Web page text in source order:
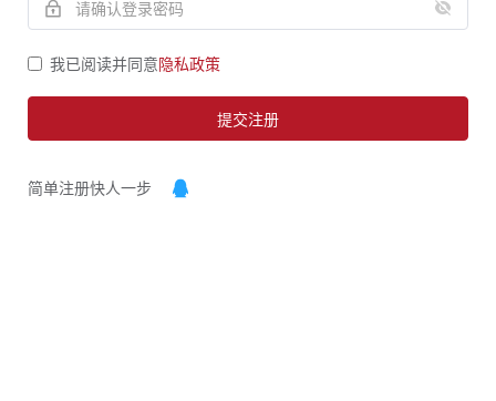
我已阅读并同意隐私政策
提交注册
简单注册快人一步